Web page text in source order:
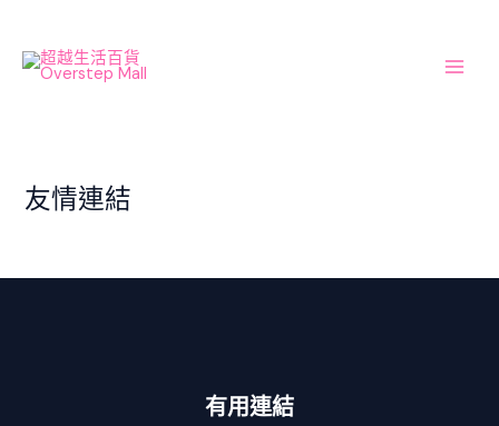
content
友情連結
有用連結